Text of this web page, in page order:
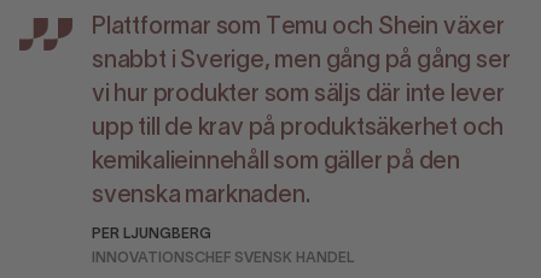
Plattformar som Temu och Shein växer
snabbt i Sverige, men gång på gång ser
vi hur produkter som säljs där inte lever
upp till de krav på produktsäkerhet och
kemikalieinnehåll som gäller på den
svenska marknaden.
PER LJUNGBERG
INNOVATIONSCHEF SVENSK HANDEL